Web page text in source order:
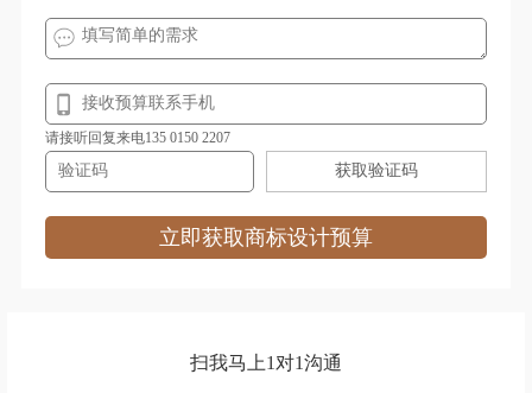
维修logo设计 外国语学校logo设计
箱包logo设计 洗发水logo设计
洗衣液logo设计 蓄电池logo设计
项链logo设计
协会logo设计
请接听回复来电135 0150 2207
获取验证码
立即获取商标设计预算
扫我马上1对1沟通